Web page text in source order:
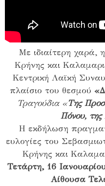
Με ιδιαίτερη χαρά,
Κρήνης και
Κεντρική Λαϊκή
πλαίσιο του θεσμού
Τραγούδια «Της
Πόνου, της
Η εκδήλωση
ευλογίες του
Κρήνης και
Τετάρτη, 16
Αίθουσα